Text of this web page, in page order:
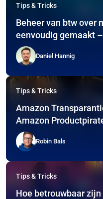
Tips & Tricks
Beheer van btw over
eenvoudig gemaakt –
Daniel Hannig
Tips & Tricks
Amazon
Amazon
Robin Bals
Tips & Tricks
Hoe betrouwbaar